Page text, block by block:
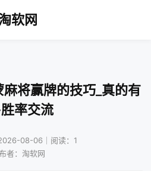
软网
将赢牌的技巧_真的有
率交流
08-06｜阅读：1
者：淘软网